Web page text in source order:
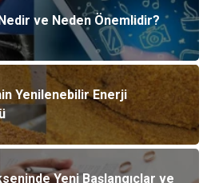
ve Neden Önemlidir?
Yenilenebilir Enerji
Yeni Başlangıçlar ve